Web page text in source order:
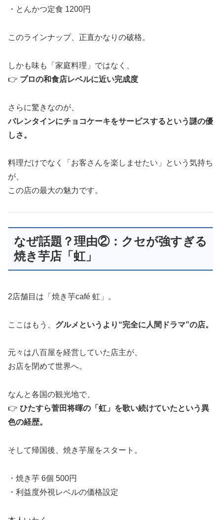
・とんかつ定食 1200円
このラインナップ、正直かなりの破格。
しかも味も「家庭料理」ではなく、
👉 プロの和食店レベルに近い完成度
さらに驚きなのが、
バレンタインにチョコケーキをサービスするという謎の優
しさ。
料理だけでなく「お客さんを楽しませたい」という気持ち
が、
この店の最大の魅力です。
なぜ話題？理由②：クセが強すぎる
焼き芋店「虹」
2店舗目は「焼き芋café 虹」。
ここはもう、 グルメというより“完全に人間ドラマ”の店。
元々は八百屋を経営していた店主が、
お店を閉めて世界へ。
なんと各国の観光地で、
👉 ひたすら菅田将暉の「虹」を歌い続けていたという異
色の経歴。
そして帰国後、焼き芋屋をスタート。
・焼き芋 6個 500円
・利益度外視レベルの価格設定